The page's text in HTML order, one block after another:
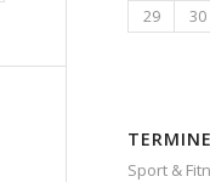
29
30
Sport &